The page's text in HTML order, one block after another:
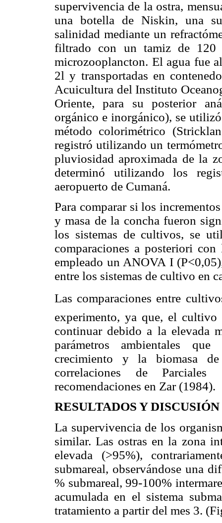
supervivencia de la ostra,
una botella de Niskin, una
salinidad mediante un
filtrado con un tamiz de 120
microzooplancton. El agua fue
2l y transportadas en
Acuicultura del Instituto
Oriente, para su posterior
orgánico e inorgánico), se
método colorimétrico
registró utilizando un
pluviosidad aproximada de la
determinó utilizando los
aeropuerto de Cumaná.
Para comparar si los
y masa de la concha fueron
los sistemas de cultivos, se
comparaciones a posteriori
empleado un ANOVA I
entre los sistemas de cultivo en
Las comparaciones entre
experimento, ya que, el cultivo
continuar debido a la elevada
parámetros ambientales
crecimiento y la biomasa
correlaciones de
recomendaciones en Zar (1984).
RESULTADOS Y DISCUSIÓN
La supervivencia de los
similar. Las ostras en la zona
elevada (>95%),
submareal, observándose una
% submareal, 99-100%
acumulada en el sistema
tratamiento a partir del mes 3.